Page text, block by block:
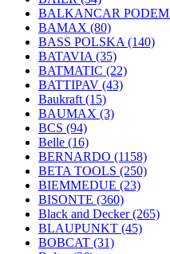
BALKANCAR PODEM
BAMAX (80)
BASS POLSKA (140)
BATAVIA (35)
BATMATIC (22)
BATTIPAV (43)
Baukraft (15)
BAUMAX (3)
BCS (94)
Belle (16)
BERNARDO (1158)
BETA TOOLS (250)
BIEMMEDUE (23)
BISONTE (360)
Black and Decker(265)
BLAUPUNKT (45)
BOBCAT (31)